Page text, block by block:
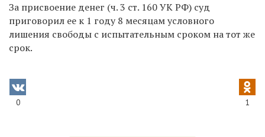
За присвоение денег (ч. 3 ст. 160 УК РФ) суд
приговорил ее к 1 году 8 месяцам условного
лишения свободы с испытательным сроком на тот же
срок.
0 1